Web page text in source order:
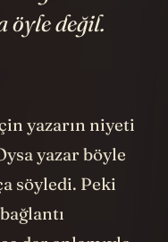
öyle değil.
yazarın niyeti
yazar böyle
söyledi. Peki